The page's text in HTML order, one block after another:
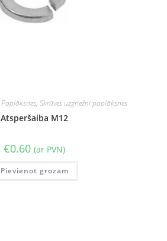
Paplāksnes, Skrūves uzgriežņi paplāksnes
Atsperšaiba M12
€0.60 (ar PVN)
Pievienot grozam